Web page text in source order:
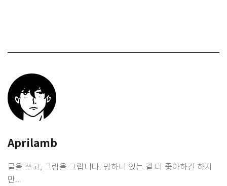
Aprilamb
글을 쓰고, 그림을 그립니다. 멍하니 있는 걸 더 좋아하긴 하지
만...